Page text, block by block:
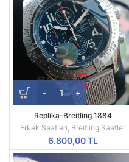
Replika-Breitling 1884
Chronometre Hasır Kordon Quartz
Mekanizma
Erkek Saatleri Breitling Saatler
6.800,00TL